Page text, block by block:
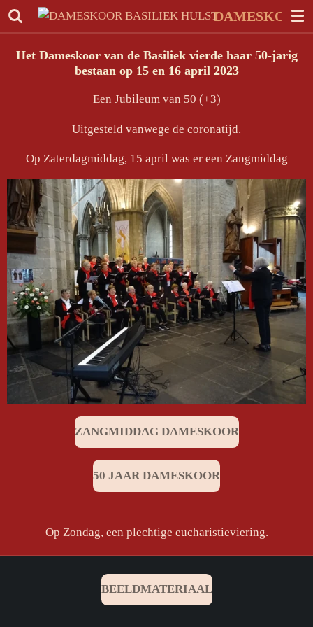
Ga
direct
naar
DAMESKOOR
Het Dameskoor van de Basiliek vierde haar 50-jarig
bestaan op 15 en 16 april 2023
Een Jubileum van 50 (+3)
Uitgesteld vanwege de coronatijd.
Op Zaterdagmiddag, 15 april was er een Zangmiddag
ZANGMIDDAG DAMESKOOR
50 JAAR DAMESKOOR
Op Zondag, een plechtige eucharistieviering.
BEELDMATERIAAL